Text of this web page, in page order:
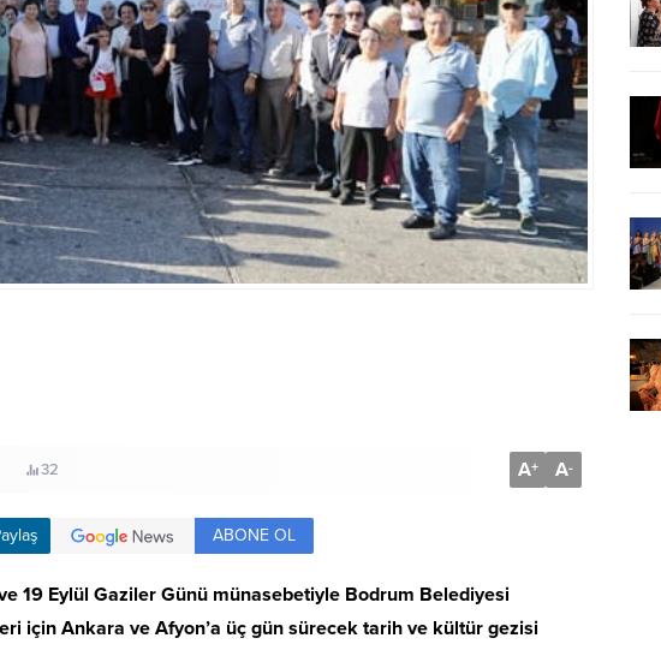
32 A+ A-
ABONE OL
19 Eylül Gaziler Günü münasebetiyle Bodrum Belediyesi
için Ankara ve Afyon’a üç gün sürecek tarih ve kültür gezisi